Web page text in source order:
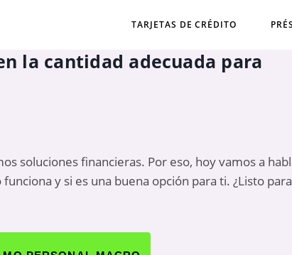
TARJETAS DE CRÉDITO
la cantidad adecuada para
soluciones financieras. Por eso, hoy vamos a
y si es una buena opción para ti. ¿Listo para